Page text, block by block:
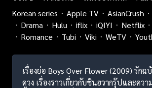
Korean series
Apple TV AsianCrush
Drama
Hulu iflix iQIYI Netflix
Romance
Tubi Viki WeTV
เรื่องย่อ Boys Over Flower (2009) รัก
ดวง เรื่องราวเกี่ยวกับชินฮวากรุ๊ปและคว